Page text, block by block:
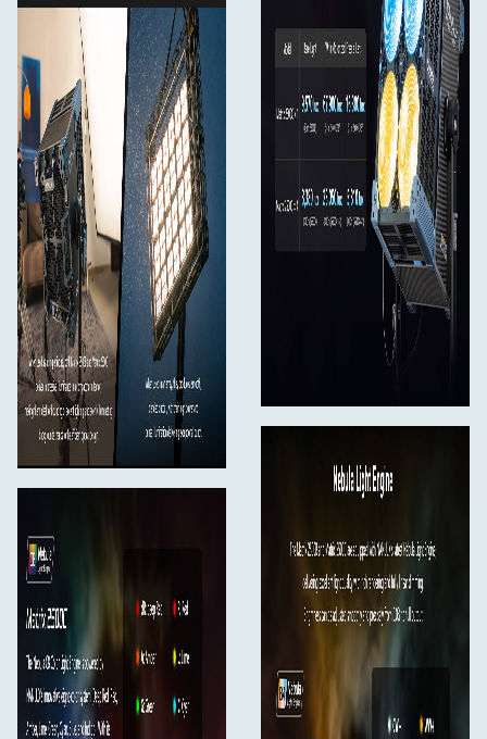
TLCI: gennemsnit 98
TM-30 Rf: gennemsnit 96
TM-30 Rg: gennemsnit 100
SSI: 3200K: 86 / 5600K: 78
Dæmpning: 0,0 %–100,0 %, i trin på 0,1 %
Lysarmaturstørrelse: 399 x 399 x 234 mm
Lysarmaturvægt: 18,07 kg
Vægt på bøjle: 2,25 kg
Vægt på FL-MT25: 4,04 kg
Kasse til transportkasse: 790 x 670 x 565 mm
Indhold:
FL-MT25 motoriseret Fresnel-linse x 1
AC-strømkabel 7,5 m x 1
Transportkuffert x 1